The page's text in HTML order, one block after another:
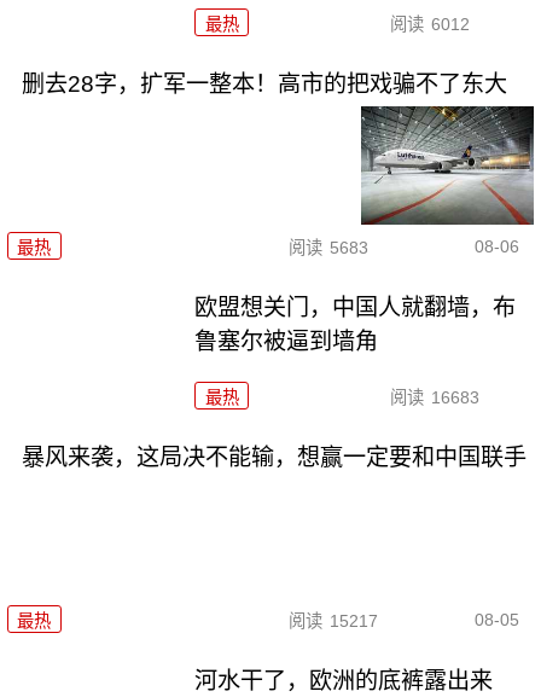
最热 阅读 6012
删去28字，扩军一整本！高市的把戏骗不了东大
最热 阅读 5683 08-06
欧盟想关门，中国人就翻墙，布
鲁塞尔被逼到墙角
最热 阅读 16683
暴风来袭，这局决不能输，想赢一定要和中国联手
最热 阅读 15217 08-05
河水干了，欧洲的底裤露出来